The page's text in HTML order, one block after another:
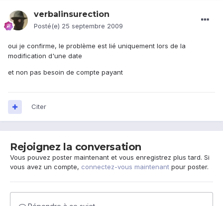
verbalinsurection
Posté(e) 25 septembre 2009
oui je confirme, le problème est lié uniquement lors de la
modification d'une date
et non pas besoin de compte payant
Citer
Rejoignez la conversation
Vous pouvez poster maintenant et vous enregistrez plus tard. Si
vous avez un compte, connectez-vous maintenant pour poster.